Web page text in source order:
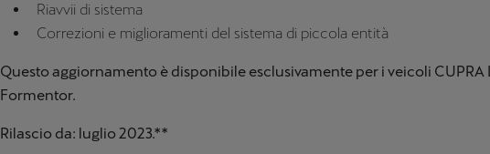
Riavvii di sistema
Correzioni e miglioramenti del sistema di piccola entità
Questo aggiornamento è disponibile esclusivamente per i veicoli CUPRA
Formentor.
Rilascio da: luglio 2023.**